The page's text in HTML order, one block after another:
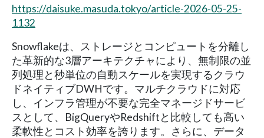
https://daisuke.masuda.tokyo/article-2026-05-25-
1132
Snowflakeは、ストレージとコンピュートを分離し
た革新的な3層アーキテクチャにより、無制限の並
列処理と秒単位の自動スケールを実現するクラウ
ドネイティブDWHです。マルチクラウドに対応
し、インフラ管理が不要な完全マネージドサービ
スとして、BigQueryやRedshiftと比較しても高い
柔軟性とコスト効率を誇ります。さらに、データ